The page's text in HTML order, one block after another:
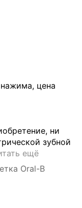
цена
ни
зубной
ещё
Oral-B